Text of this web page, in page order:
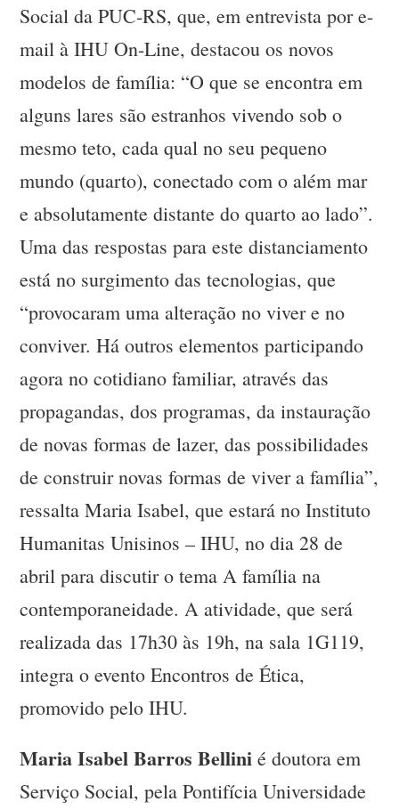
Social da PUC-RS, que, em entrevista por e-
mail à IHU On-Line, destacou os novos
modelos de família: “O que se encontra em
alguns lares são estranhos vivendo sob o
mesmo teto, cada qual no seu pequeno
mundo (quarto), conectado com o além mar
e absolutamente distante do quarto ao lado”.
Uma das respostas para este distanciamento
está no surgimento das tecnologias, que
“provocaram uma alteração no viver e no
conviver. Há outros elementos participando
agora no cotidiano familiar, através das
propagandas, dos programas, da instauração
de novas formas de lazer, das possibilidades
de construir novas formas de viver a família”,
ressalta Maria Isabel, que estará no Instituto
Humanitas Unisinos – IHU, no dia 28 de
abril para discutir o tema A família na
contemporaneidade. A atividade, que será
realizada das 17h30 às 19h, na sala 1G119,
integra o evento Encontros de Ética,
promovido pelo IHU.
Maria Isabel Barros Bellini é doutora em
Serviço Social, pela Pontifícia Universidade